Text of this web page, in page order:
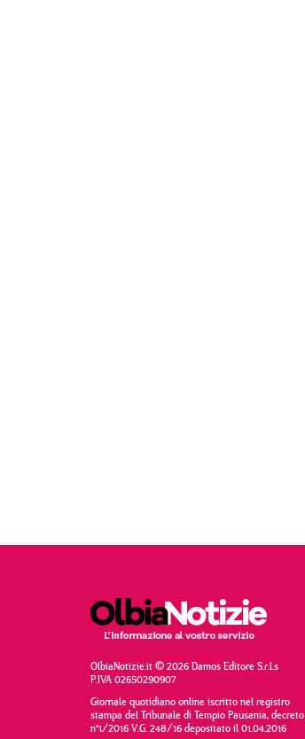
OlbiaNotizie.it © 2026 Damos Editore S.r.l.s
P.IVA 02650290907
Giornale quotidiano online iscritto nel registro
stampa del Tribunale di Tempio Pausania, decreto
n°1/2016 V.G. 248/16 depositato il 01.04.2016